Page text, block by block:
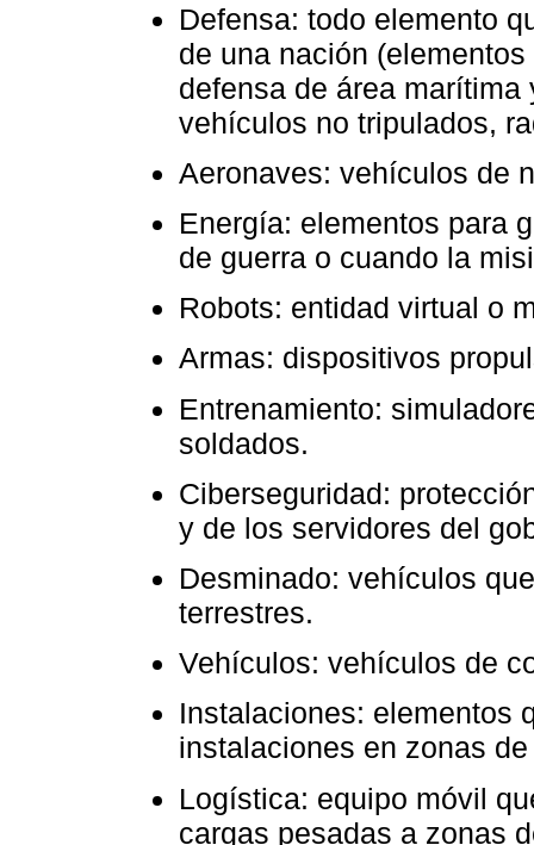
Defensa: todo elemento
de una nación
defensa de área
vehículos no tripulados,
Aeronaves: vehículos de
Energía: elementos para
de guerra o cuando la
Robots: entidad virtual o
Armas: dispositivos
Entrenamiento:
soldados.
Ciberseguridad:
y de los servidores del
Desminado: vehículos
terrestres.
Vehículos: vehículos de
Instalaciones: elementos
instalaciones en zonas
Logística: equipo móvil
cargas pesadas a zonas